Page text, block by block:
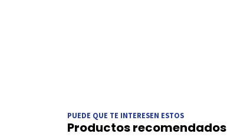
PUEDE QUE TE INTERESEN ESTOS
Productos recomendados